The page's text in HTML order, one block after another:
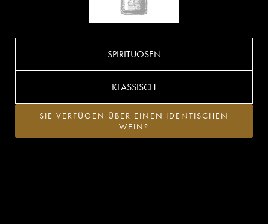
SPIRITUOSEN
KLASSISCH
SIE VERFÜGEN ÜBER EINEN IDENTISCHEN
WEIN?